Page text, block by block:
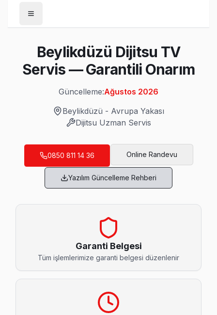
Beylikdüzü
/Dijitsu
Son Güncelleme:Ağustos 2026
Beylikdüzü'da Mahalle Mahalle Dijitsu TV
Adnan Kahveci Dijitsu Servis
Beylikdüzü'nın Adnan Kahveci bölgesindeki Dijitsu
Barış Dijitsu Servis
Barış mahallesi Dijitsu TV teknisyeniniz ortalama 90
Dijitsu Servis Merkezi →
Büyükşehir Dijitsu Servis
Büyükşehir Dijitsu Açılmıyor Arıza →
Beylikdüzü Dijitsu TV
Servis — Garantili Onarım
Güncelleme:Ağustos 2026
Beylikdüzü - Avrupa Yakası
Dijitsu Uzman Servis
0850 811 14 36 Online Randevu
Yazılım Güncelleme Rehberi
Garanti Belgesi
Tüm işlemlerimize garanti belgesi düzenlenir